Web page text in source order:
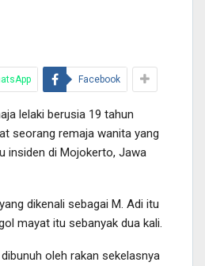
Facebook
lelaki berusia 19 tahun
seorang remaja wanita yang
insiden di Mojokerto, Jawa
dikenali sebagai M. Adi itu
mayat itu sebanyak dua kali.
oleh rakan sekelasnya